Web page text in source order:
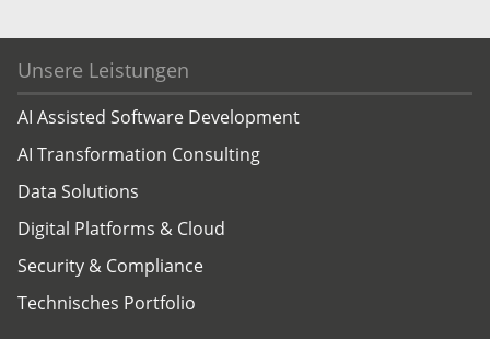
Unsere Leistungen
AI Assisted Software Development
AI Transformation Consulting
Data Solutions
Digital Platforms & Cloud
Security & Compliance
Technisches Portfolio